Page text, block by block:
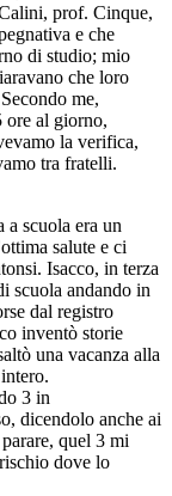
prof. Cinque,
e che
di studio; mio
che loro
me,
ore al giorno,
la verifica,
tra fratelli.
a scuola era un
salute e ci
Isacco, in terza
scuola andando in
dal registro
inventò storie
una vacanza alla
3 in
dicendolo anche ai
quel 3 mi
dove lo